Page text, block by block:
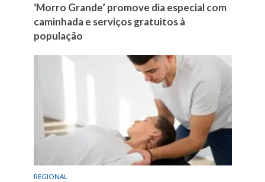
‘Morro Grande’ promove dia especial com
caminhada e serviços gratuitos à
população
REGIONAL